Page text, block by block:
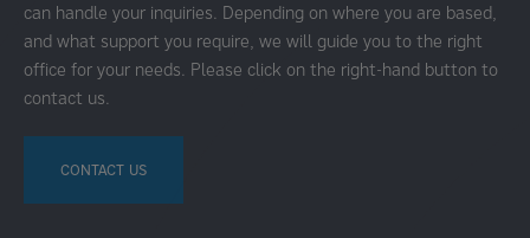
can handle your inquiries. Depending on where you are based,
and what support you require, we will guide you to the right
office for your needs. Please click on the right-hand button to
contact us.
CONTACT US